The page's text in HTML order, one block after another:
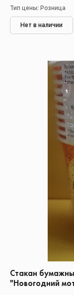
Тип цены: Розница
Нет в наличии
Стакан
"Новогодний